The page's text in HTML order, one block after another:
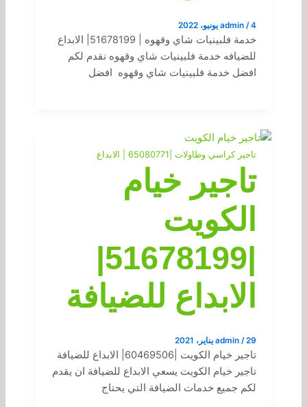
admin /4 يونيو، 2022
خدمة فلبينيات شاي وقهوه | 51678199| الابداع
للضيافه خدمة فلبينيات شاي وقهوه نقدم لكم
افضل خدمة فلبينيات شاي وقهوه افضل
تاجير كراسي وطاولات |65080771 | الابداع
تاجير خيام
الكويت
|51678199|
الابداع للضيافة
admin /29 يناير، 2021
تاجير خيام الكويت |60469506| الابداع للضيافة
تاجير خيام الكويت يسعي الابداع للضيافة ان يقدم
لكم جميع خدمات الضيافة التي يحتاج